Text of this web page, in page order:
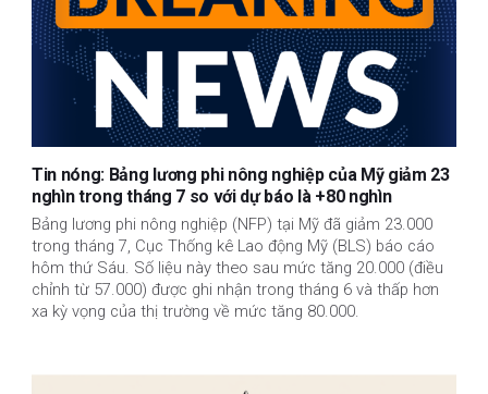
Tin nóng: Bảng lương phi nông nghiệp của Mỹ giảm 23
nghìn trong tháng 7 so với dự báo là +80 nghìn
Bảng lương phi nông nghiệp (NFP) tại Mỹ đã giảm 23.000
trong tháng 7, Cục Thống kê Lao động Mỹ (BLS) báo cáo
hôm thứ Sáu. Số liệu này theo sau mức tăng 20.000 (điều
chỉnh từ 57.000) được ghi nhận trong tháng 6 và thấp hơn
xa kỳ vọng của thị trường về mức tăng 80.000.